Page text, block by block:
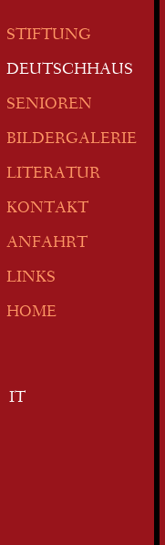
STIFTUNG
DEUTSCHHAUS
SENIOREN
BILDERGALERIE
LITERATUR
KONTAKT
ANFAHRT
LINKS
HOME
IT